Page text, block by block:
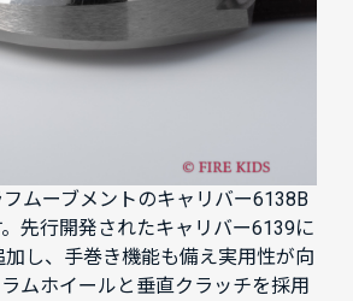
ムーブメントのキャリバー6138B
先行開発されたキャリバー6139に
し、手巻き機能も備え実用性が向
ムホイールと垂直クラッチを採用